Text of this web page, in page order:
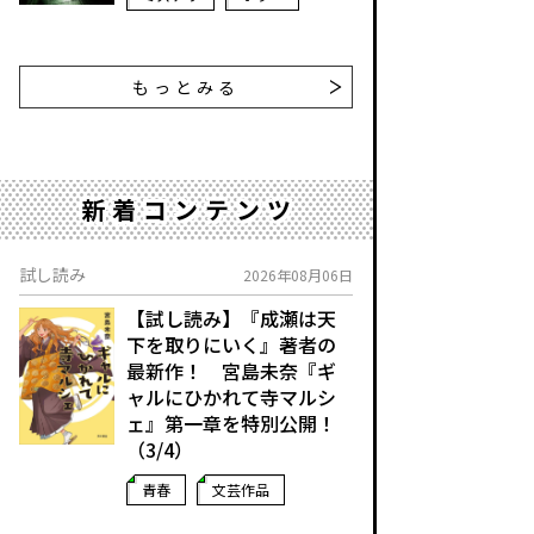
もっとみる
新着コンテンツ
試し読み 2026年08月06日
【試し読み】『成瀬は天
下を取りにいく』著者の
最新作！ 宮島未奈『ギ
ャルにひかれて寺マルシ
ェ』第一章を特別公開！
（3/4）
青春 文芸作品